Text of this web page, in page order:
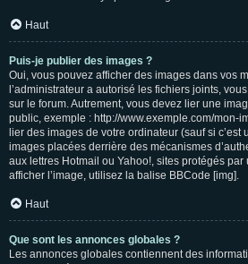
Haut
Puis-je publier des images ?
Oui, vous pouvez afficher des images dans vos
l’administrateur a autorisé les fichiers joints,
sur le forum. Autrement, vous devez lier une
public, exemple : http://www.exemple.com/mon-
lier des images de votre ordinateur (sauf si
images placées derrière des mécanismes
aux lettres Hotmail ou Yahoo!, sites protégés par
afficher l’image, utilisez la balise BBCode [img].
Haut
Que sont les annonces globales ?
Les annonces globales contiennent des